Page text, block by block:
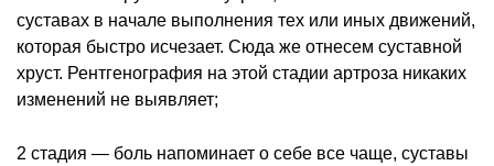
суставах в начале выполнения тех или иных движений,
которая быстро исчезает. Сюда же отнесем суставной
хруст. Рентгенография на этой стадии артроза никаких
изменений не выявляет;
2 стадия — боль напоминает о себе все чаще, суставы